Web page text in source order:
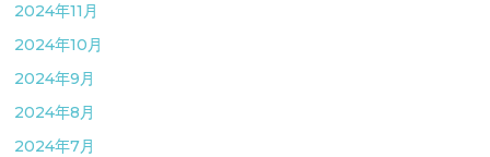
2024年11月
2024年10月
2024年9月
2024年8月
2024年7月